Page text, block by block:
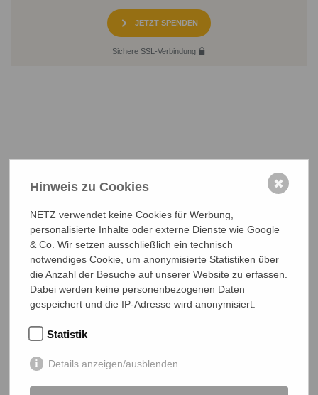
JETZT SPENDEN
Sichere SSL-Verbindung
Marktlaubenstraße 9
Germany
Telefon
netz@bangladesch.org
START
Projekte
Über uns
Mitmachen
Hinweis zu Cookies
NETZ verwendet keine Cookies für Werbung,
personalisierte Inhalte oder externe Dienste wie Google
& Co. Wir setzen ausschließlich ein technisch
notwendiges Cookie, um anonymisierte Statistiken über
die Anzahl der Besuche auf unserer Website zu erfassen.
Dabei werden keine personenbezogenen Daten
gespeichert und die IP-Adresse wird anonymisiert.
Statistik
Details anzeigen/ausblenden
✖